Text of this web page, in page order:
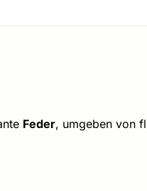
Feder, umgeben von